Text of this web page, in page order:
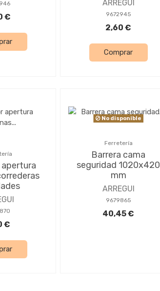
€
ARREGUI
9672945
2,60 €
Comprar
€
No disponible
Ferretería
Barrera cama
seguridad 1020x420
mm
ARREGUI
9679865
40,45 €